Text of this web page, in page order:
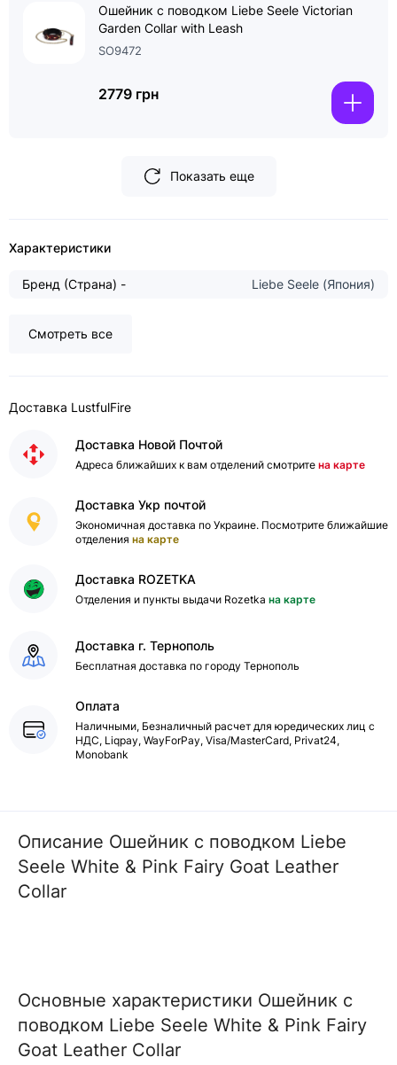
Ошейник с поводком Liebe Seele Victorian
Garden Collar with Leash
SO9472
2779 грн
Показать еще
Характеристики
Бренд (Страна) - Liebe Seele (Япония)
Смотреть все
Доставка LustfulFire
Доставка Новой Почтой
Адреса ближайших к вам отделений смотрите на карте
Доставка Укр почтой
Экономичная доставка по Украине. Посмотрите ближайшие
отделения на карте
Доставка ROZETKA
Отделения и пункты выдачи Rozetka на карте
Доставка г. Тернополь
Бесплатная доставка по городу Тернополь
Оплата
Наличными, Безналичный расчет для юредических лиц с
НДС, Liqpay, WayForPay, Visa/MasterCard, Privat24,
Monobank
Описание Ошейник с поводком Liebe
Seele White & Pink Fairy Goat Leather
Collar
Основные характеристики Ошейник с
поводком Liebe Seele White & Pink Fairy
Goat Leather Collar